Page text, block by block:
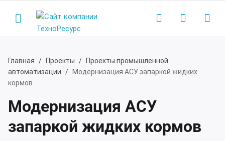
Назад
насосные станции
Назад
Главная Проекты
Проекты промышленной
автоматизации
Модернизация АСУ запаркой жидких
кормов
Модернизация АСУ
запаркой жидких кормов